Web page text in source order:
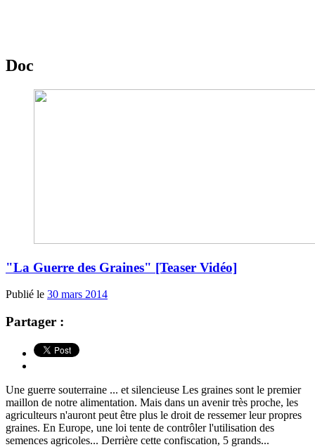
Doc
"La Guerre des Graines" [Teaser Vidéo]
Publié le 30 mars 2014
Partager :
Une guerre souterraine ... et silencieuse Les graines sont le premier
maillon de notre alimentation. Mais dans un avenir très proche, les
agriculteurs n'auront peut être plus le droit de ressemer leur propres
graines. En Europe, une loi tente de contrôler l'utilisation des
semences agricoles... Derrière cette confiscation, 5 grands...